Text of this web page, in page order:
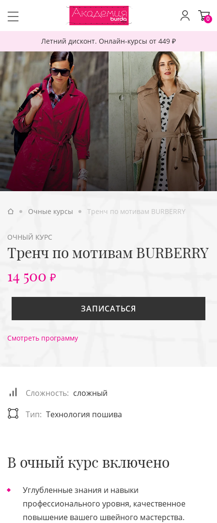
Летний дисконт. Онлайн-курсы от 449 ₽
0
Очные курсы Тренч по мотивам BURBERRY
ОЧНЫЙ КУРС
Тренч по мотивам BURBERRY
14 500 ₽
ЗАПИСАТЬСЯ
Смотреть программу
Сложность: сложный
Тип: Технология пошива
В очный курс включено
Углубленные знания и навыки
профессионального уровня, качественное
повышение вашего швейного мастерства.